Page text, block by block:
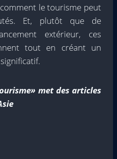
le tourisme peut
Et, plutôt que de
extérieur, ces
tout en créant un
met des articles